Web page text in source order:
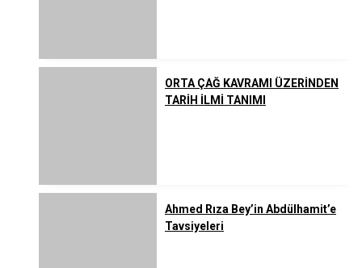
ORTA ÇAĞ KAVRAMI ÜZERİNDEN
TARİH İLMİ TANIMI
Ahmed Rıza Bey’in Abdülhamit’e
Tavsiyeleri